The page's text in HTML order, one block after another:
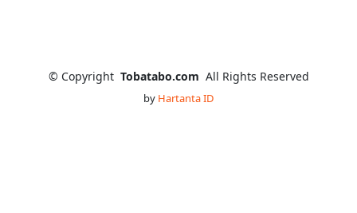
© Copyright Tobatabo.com All Rights Reserved
by Hartanta ID